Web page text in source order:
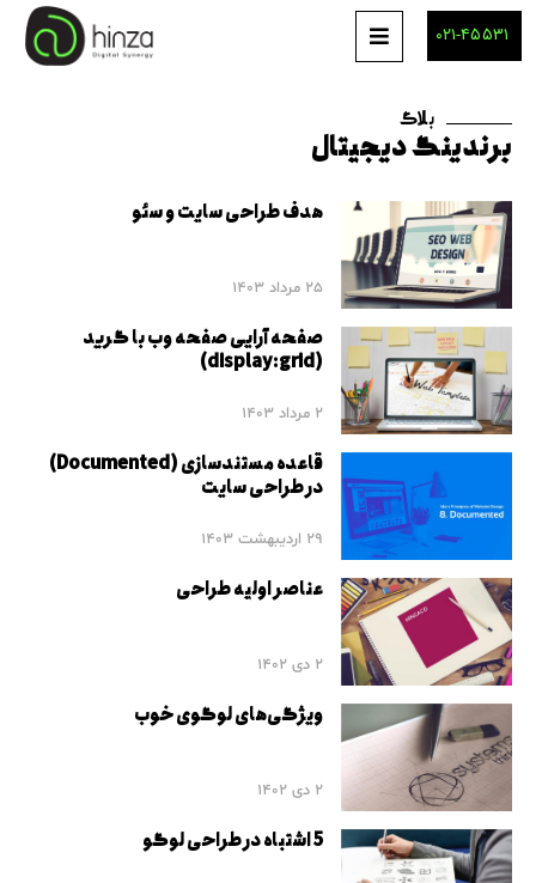
۰۲۱-۴۵۵۳۱
بلاگ
برندینگ دیجیتال
هدف طراحی سایت و سئو
25 مرداد 1403
صفحه آرایی صفحه وب با گرید
(display:grid)
2 مرداد 1403
قاعده مستندسازی (Documented)
در طراحی سایت
29 اردیبهشت 1403
عناصر اولیه طراحی
2 دی 1402
ویژگی‌های لوگوی خوب
2 دی 1402
5 اشتباه در طراحی لوگو